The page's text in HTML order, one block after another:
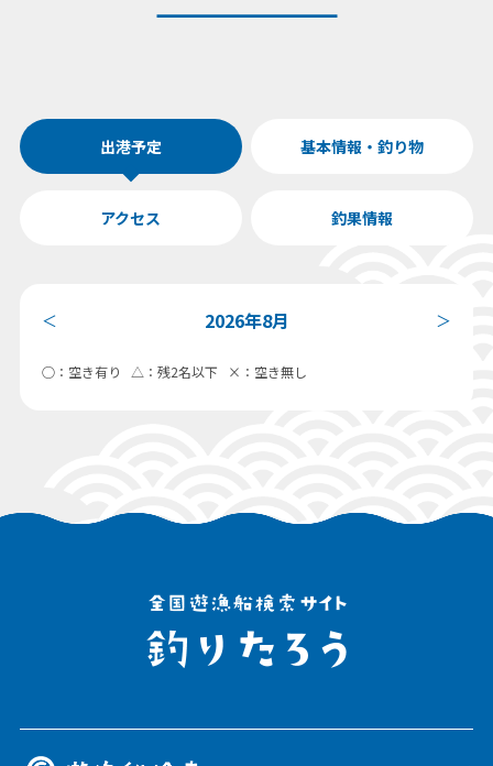
出港予定 基本情報・釣り物
アクセス 釣果情報
＜ 2026年8月 ＞
○：空き有り △：残2名以下 ×：空き無し